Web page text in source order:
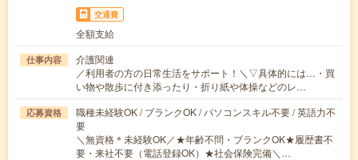
交通費
全額支給
仕事内容
介護関連
／利用者の方の日常生活をサポート！＼▽具体的には…・買
い物や散歩に付き添ったり・折り紙や体操などのレ…
応募資格
職種未経験OK / ブランクOK / パソコンスキル不要 / 英語力不
要
＼無資格＊未経験OK／★年齢不問・ブランクOK★履歴書不
要・来社不要（電話登録OK）★社会保険完備＼…